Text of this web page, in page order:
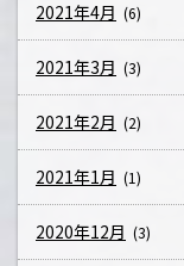
2021年4月 (6)
2021年3月 (3)
2021年2月 (2)
2021年1月 (1)
2020年12月 (3)